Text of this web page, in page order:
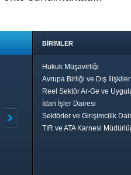
BİRİMLER
Hukuk Müşavirliği
Avrupa Birliği ve Dış
Reel Sektör Ar-Ge ve
İdari İşler Dairesi
Sektörler ve Girişimcilik
TIR ve ATA Karnesi